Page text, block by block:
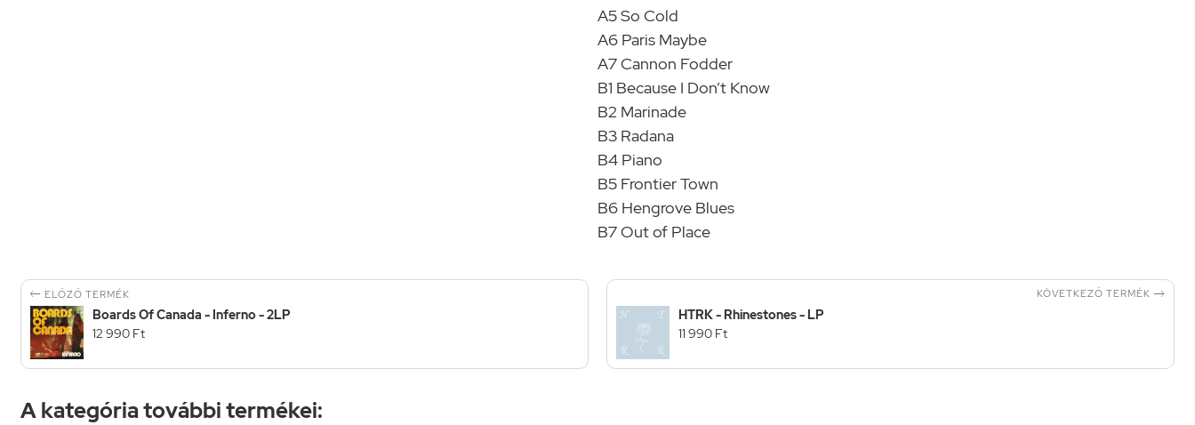
A5 So Cold
A6 Paris Maybe
A7 Cannon Fodder
B1 Because I Don’t Know
B2 Marinade
B3 Radana
B4 Piano
B5 Frontier Town
B6 Hengrove Blues
B7 Out of Place
 ELŐZŐ TERMÉK
Boards Of Canada - Inferno - 2LP
12 990 Ft
KÖVETKEZŐ TERMÉK 
HTRK - Rhinestones - LP
11 990 Ft
A kategória további termékei: